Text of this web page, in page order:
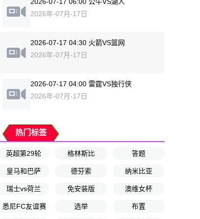
2026年-07月-17日
2026-07-17 04:30 火箭VS篮网
2026年-07月-17日
2026-07-17 04:00 雷霆VS独行侠
2026年-07月-17日
热门标签
英超第29轮 格林斯比 答题
皇马和巴萨 德芬索 纳米比亚
瑞士vs荷兰 免安装版 澳维女杯
悉尼FC友谊赛 选举 布置